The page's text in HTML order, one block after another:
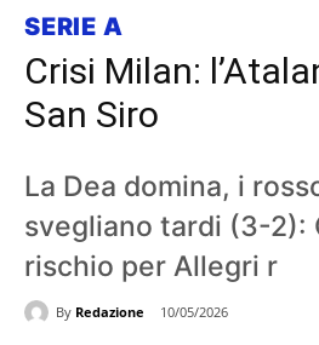
SERIE A
Crisi Milan:
San Siro
La Dea domina, i
svegliano tardi (3-2):
rischio per Allegri r
By Redazione 10/05/2026